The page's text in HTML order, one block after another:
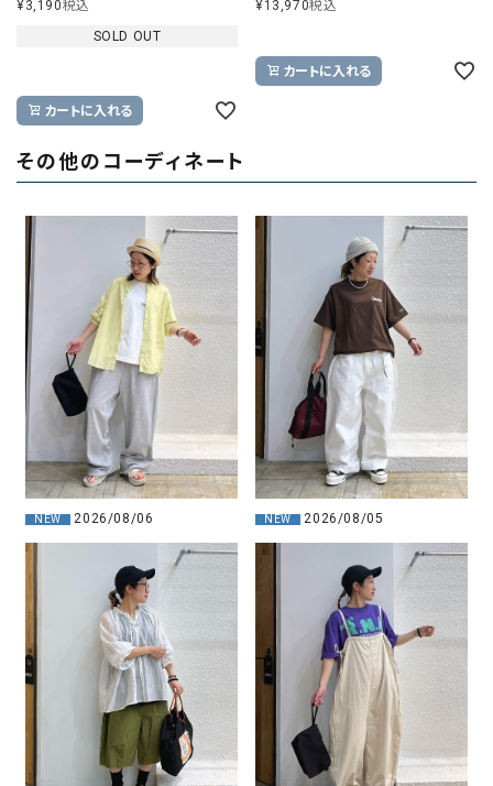
¥3,190税込
SOLD OUT
カートに入れる
¥13,970税込
カートに入れる
その他のコーディネート
NEW 2026/08/06 NEW 2026/08/05